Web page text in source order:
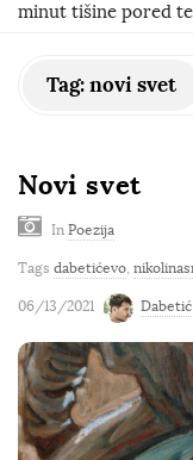
minut tišine pored
Tag:novi svet
Novi svet
In Poezija
Tags dabetićevo,
06/13/2021